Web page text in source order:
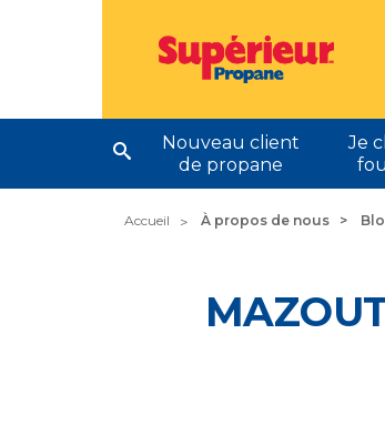
Nouveau client
de propane
Je
Accueil À propos de nous